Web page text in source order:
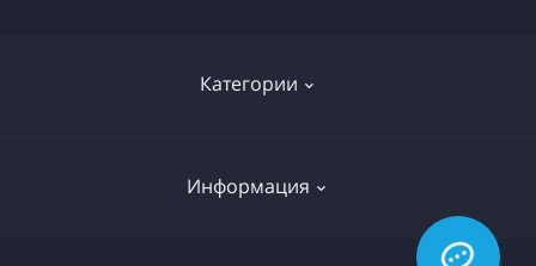
Категории
Информация